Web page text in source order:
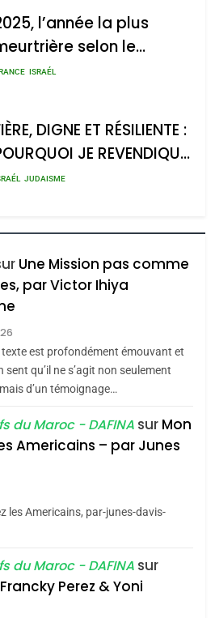
l’année la plus
selon le
d’ADL contre
ISRAÉL
DIGNE ET RÉSILIENTE :
JE REVENDIQUE
JUDAÏTE par Thérèse
JUDAISME
QUI NOUS MANQUE –
Hadida
: Les amandes de
le miel de Tadla
consacrés produits
terroir
MAROC
ravageur – Vanessa
Loya Stauber
dis génocide, je dis
La nouvelle
Une Mission pas comme
par Victor Ihiya
est profondément émouvant et
sent qu’il ne s’agit non seulement
d’un témoignage…
du Maroc - DAFINA sur Mon
Americains – par Junes
les Americains, par-junes-davis-
du Maroc - DAFINA sur
Francky Perez & Yoni
l’année la plus
contre
ISRAÉL